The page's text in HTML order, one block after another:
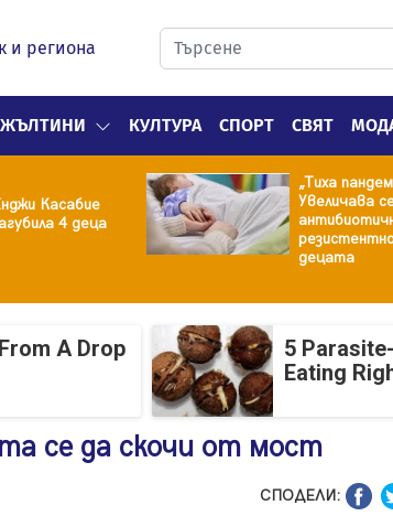
и региона
ЖЪЛТИНИ КУЛТУРА СПОРТ СВЯТ
Касабие
4 деца
„Тиха
Увеличава
децата
A Drop
5
Eating
се да скочи от мост
СПОДЕЛИ: